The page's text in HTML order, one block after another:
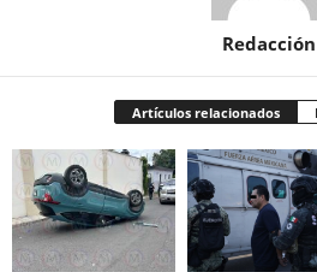
Redacción
Artículos relacionados